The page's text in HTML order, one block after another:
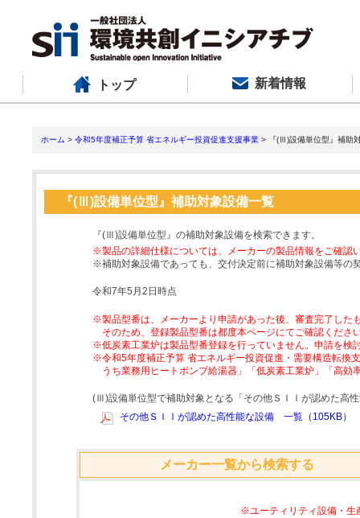
トップ 新着情報
ホーム > 令和5年度補正予算 省エネルギー投資促進支援事業 > 『(Ⅲ)設備単位型』補助
『(Ⅲ)設備単位型』補助対象設備一覧
『(Ⅲ)設備単位型』の補助対象設備を検索できます。
※製品の詳細仕様については、メーカーの製品情報をご確認
※補助対象設備であっても、交付決定前に補助対象設備等の
令和7年5月2日時点
※製品型番は、メーカーより申請があった後、審査完了した
そのため、登録製品型番は都度本ページにてご確認くださ
※低炭素工業炉は製品型番登録を行っていません。申請を検
※令和5年度補正予算 省エネルギー投資促進・需要構造転換
うち業務用ヒートポンプ給湯器」「低炭素工業炉」「高
(Ⅲ)設備単位型で補助対象となる「その他ＳＩＩが認めた高
その他ＳＩＩが認めた高性能な設備 一覧（105KB）
メーカー一覧から検索する
※ユーティリティ設備・生